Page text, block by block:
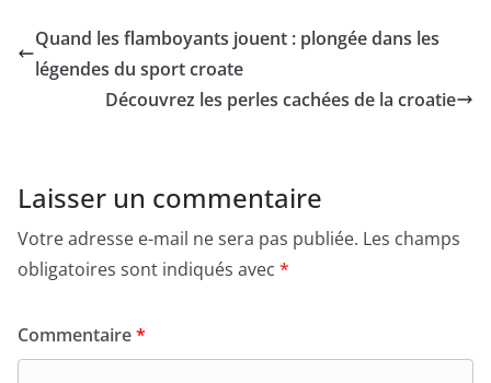
Quand les flamboyants jouent : plongée dans les
légendes du sport croate
Découvrez les perles cachées de la croatie
Laisser un commentaire
Votre adresse e-mail ne sera pas publiée. Les champs
obligatoires sont indiqués avec *
Commentaire*